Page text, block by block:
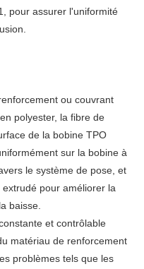
pour assurer l'uniformité
ou couvrant
polyester, la fibre de
de la bobine TPO
sur la bobine à
le système de pose, et
pour améliorer la
baisse.
et contrôlable
matériau de renforcement
problèmes tels que les